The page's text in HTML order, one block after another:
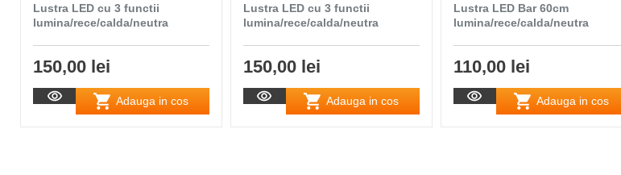
Lustra LED cu 3 functii
lumina/rece/calda/neutra
150,00 lei
Adauga in cos
Lustra LED cu 3 functii
lumina/rece/calda/neutra
150,00 lei
Adauga in cos
Lustra LED Bar 60cm
lumina/rece/calda/neutra
110,00 lei
Adauga in cos